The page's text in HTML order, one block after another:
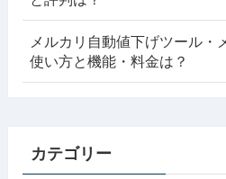
メルカリ自動値下げツール・
使い方と機能・料金は？
カテゴリー